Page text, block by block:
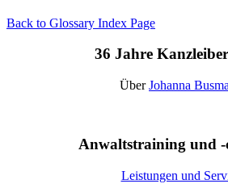
Back to Glossary Index Page
36 Jahre
ÜberJohanna
Anwaltstraining und -
Leistungen und